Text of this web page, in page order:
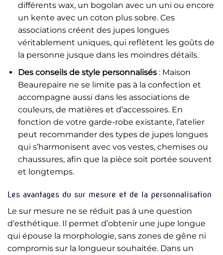
différents wax, un bogolan avec un uni ou encore
un kente avec un coton plus sobre. Ces
associations créent des jupes longues
véritablement uniques, qui reflètent les goûts de
la personne jusque dans les moindres détails.
Des conseils de style personnalisés: Maison
Beaurepaire ne se limite pas à la confection et
accompagne aussi dans les associations de
couleurs, de matières et d’accessoires. En
fonction de votre garde-robe existante, l’atelier
peut recommander des types de jupes longues
qui s’harmonisent avec vos vestes, chemises ou
chaussures, afin que la pièce soit portée souvent
et longtemps.
Les avantages du sur mesure et de la personnalisation
Le sur mesure ne se réduit pas à une question
d’esthétique. Il permet d’obtenir une jupe longue
qui épouse la morphologie, sans zones de gêne ni
compromis sur la longueur souhaitée. Dans un